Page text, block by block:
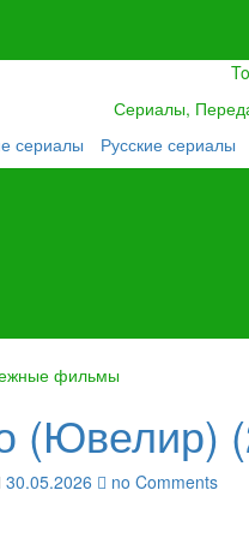
Сериалы,
сериалы Русские сериалы
фильмы
(Ювелир)
30.05.2026 no Comments